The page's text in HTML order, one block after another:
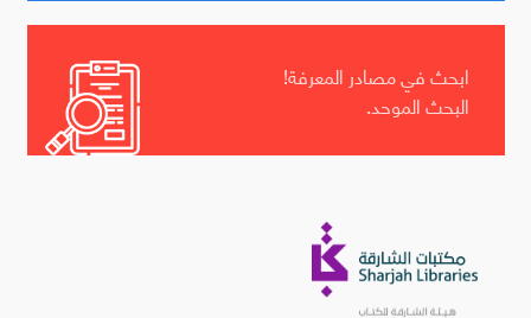
ابحث في مصادر المعرفة!
البحث الموحد.